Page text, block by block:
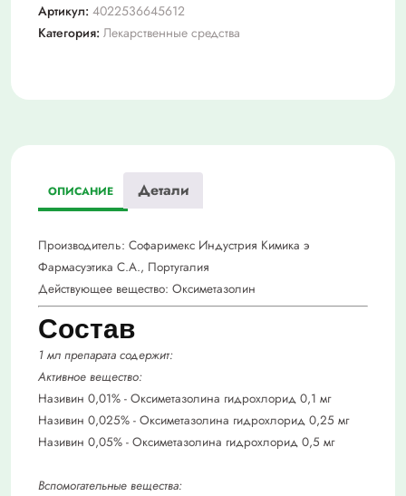
назальн.
0.01%
Артикул: 4022536645612
Категория: Лекарственные средства
ОПИСАНИЕ Детали
Производитель: Софаримекс Индустрия Кимика э
Фармасуэтика С.А., Португалия
Действующее вещество: Оксиметазолин
Состав
1 мл препарата содержит:
Активное вещество:
Називин 0,01% - Оксиметазолина гидрохлорид 0,1 мг
Називин 0,025% - Оксиметазолина гидрохлорид 0,25 мг
Називин 0,05% - Оксиметазолина гидрохлорид 0,5 мг
Вспомогательные вещества: